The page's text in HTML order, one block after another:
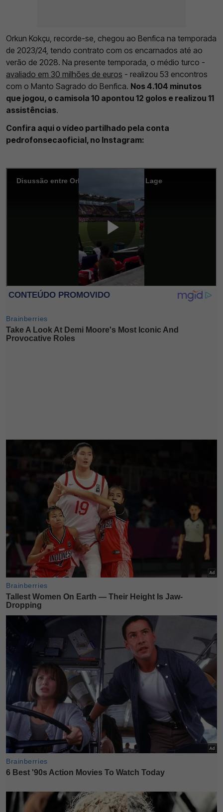
Orkun Kokçu, recorde-se, chegou ao Benfica na temporada
de 2023/24, tendo contrato com os encarnados até ao
verão de 2028. Na presente temporada, o médio turco -
avaliado em 30 milhões de euros - realizou 53 encontros
com o Manto Sagrado do Benfica. Nos 4.104 minutos
que jogou, o camisola 10 apontou 12 golos e realizou 11
assistências.
Confira aqui o vídeo partilhado pela conta
pedrofonsecaoficial, no Instagram: